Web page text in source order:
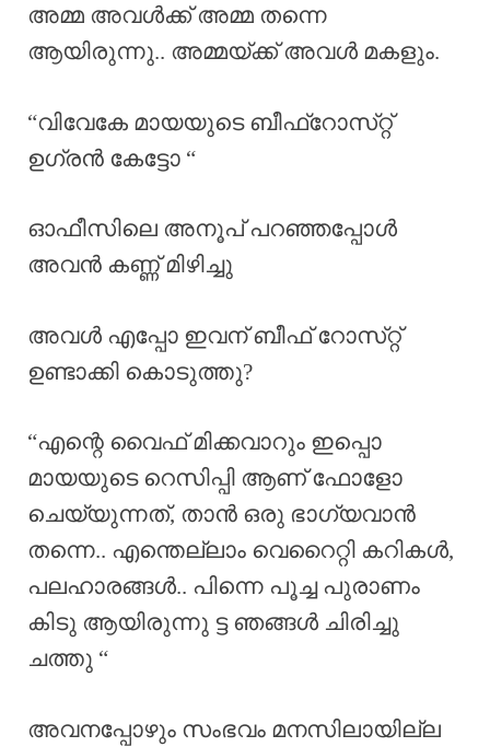
അമ്മ അവൾക്ക് അമ്മ തന്നെ
ആയിരുന്നു.. അമ്മയ്ക്ക് അവൾ മകളും.
“വിവേകേ മായയുടെ ബീഫ്‌റോസ്‌റ്റ്
ഉഗ്രൻ കേട്ടോ “
ഓഫീസിലെ അനൂപ് പറഞ്ഞപ്പോൾ
അവൻ കണ്ണ് മിഴിച്ചു
അവൾ എപ്പോ ഇവന് ബീഫ് റോസ്‌റ്റ്
ഉണ്ടാക്കി കൊടുത്തു?
“എന്റെ വൈഫ് മിക്കവാറും ഇപ്പൊ
മായയുടെ റെസിപ്പി ആണ് ഫോളോ
ചെയ്യുന്നത്, താൻ ഒരു ഭാഗ്യവാൻ
തന്നെ.. എന്തെല്ലാം വെറൈറ്റി കറികൾ,
പലഹാരങ്ങൾ.. പിന്നെ പൂച്ച പുരാണം
കിടു ആയിരുന്നു ട്ട ഞങ്ങൾ ചിരിച്ചു
ചത്തു “
അവനപ്പോഴും സംഭവം മനസിലായില്ല